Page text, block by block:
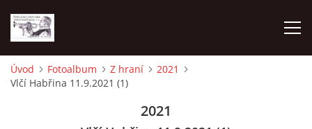
O NÁS
Úvod Fotoalbum Z hraní
2021
Vlčí Habřina 11.9.2021 (1)
2021